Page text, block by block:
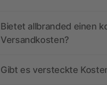
Bietet allbranded einen
Versandkosten?
Gibt es versteckte